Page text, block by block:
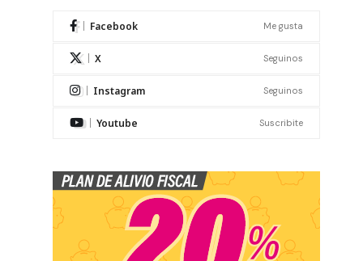
Facebook Me gusta
X Seguinos
Instagram Seguinos
Youtube Suscribite